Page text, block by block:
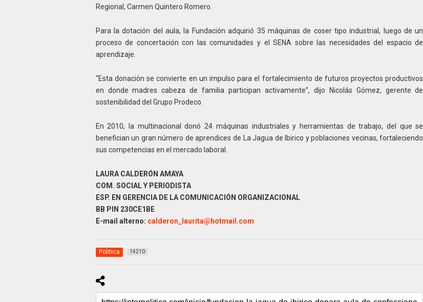
Regional, Carmen Quintero Romero.
Para la dotación del aula, la Fundación adquirió 35 máquinas de coser tipo industrial, luego de un
proceso de concertación con las comunidades y el SENA sobre las necesidades del espacio de
aprendizaje.
“Esta donación se convierte en un impulso para el fortalecimiento de futuros proyectos productivos
en donde madres cabeza de familia participan activamente”, dijo Nicolás Gómez, gerente de
sostenibilidad del Grupo Prodeco.
En 2010, la multinacional donó 24 máquinas industriales y herramientas de trabajo, del que se
benefician un gran número de aprendices de La Jagua de Ibirico y poblaciones vecinas, fortaleciendo
sus competencias en el mercado laboral.
LAURA CALDERÓN AMAYA
COM. SOCIAL Y PERIODISTA
ESP. EN GERENCIA DE LA COMUNICACIÓN ORGANIZACIONAL
BB PIN 230CE1BE
E-mail alterno: calderon_laurita@hotmail.com
Politica 14210